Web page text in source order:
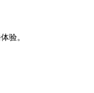
验。